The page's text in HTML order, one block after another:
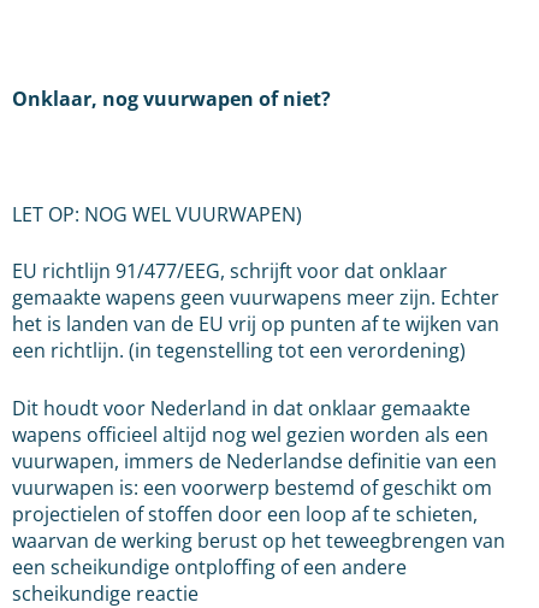
Onklaar, nog vuurwapen of niet?
LET OP: NOG WEL VUURWAPEN)
EU richtlijn 91/477/EEG, schrijft voor dat onklaar
gemaakte wapens geen vuurwapens meer zijn. Echter
het is landen van de EU vrij op punten af te wijken van
een richtlijn. (in tegenstelling tot een verordening)
Dit houdt voor Nederland in dat onklaar gemaakte
wapens officieel altijd nog wel gezien worden als een
vuurwapen, immers de Nederlandse definitie van een
vuurwapen is: een voorwerp bestemd of geschikt om
projectielen of stoffen door een loop af te schieten,
waarvan de werking berust op het teweegbrengen van
een scheikundige ontploffing of een andere
scheikundige reactie